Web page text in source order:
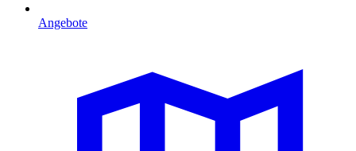
Angebote